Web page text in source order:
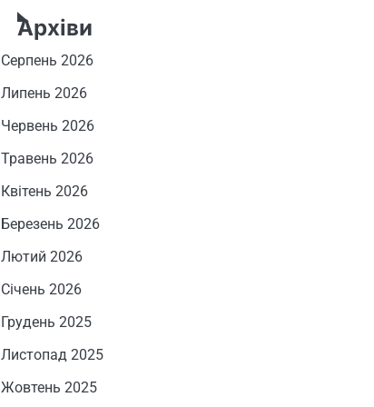
Архіви
Серпень 2026
Липень 2026
Червень 2026
Травень 2026
Квітень 2026
Березень 2026
Лютий 2026
Січень 2026
Грудень 2025
Листопад 2025
Жовтень 2025